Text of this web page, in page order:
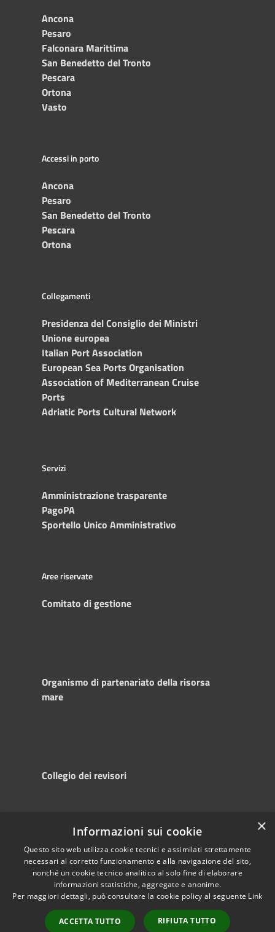
Ancona
Pesaro
Falconara Marittima
San Benedetto del Tronto
Pescara
Ortona
Vasto
Accessi in porto
Ancona
Pesaro
San Benedetto del Tronto
Pescara
Ortona
Collegamenti
Presidenza del Consiglio dei Ministri
Unione europea
Italian Port Association
European Sea Ports Organisation
Association of Mediterranean Cruise
Ports
Adriatic Ports Cultural Network
Servizi
Amministrazione trasparente
PagoPA
Sportello Unico Amministrativo
Aree riservate
Comitato di gestione
Organismo di partenariato della risorsa
mare
Collegio dei revisori
Accessibility
Privacy
Cookie
Sitemap
Copyright © 2025
Autorità di
Sistema Portuale
del Mare Adriatico
Centrale
Powered by
Municipium
×
Informazioni sui cookie
Questo sito web utilizza cookie tecnici e assimilati strettamente
necessari al corretto funzionamento e alla navigazione del sito,
nonché un cookie tecnico analitico al solo fine di elaborare
informazioni statistiche, aggregate e anonime.
Per maggiori dettagli, può consultare la cookie policy al seguente Link
ACCETTA TUTTO RIFIUTA TUTTO